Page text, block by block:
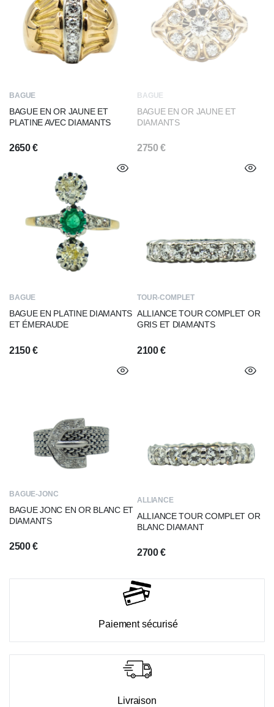
BAGUE
BAGUE EN OR JAUNE ET
PLATINE AVEC DIAMANTS
2650€
BAGUE
BAGUE EN OR JAUNE ET
DIAMANTS
2750€
BAGUE
BAGUE EN PLATINE DIAMANTS
ET ÉMERAUDE
2150€
TOUR-COMPLET
ALLIANCE TOUR COMPLET OR
GRIS ET DIAMANTS
2100€
BAGUE-JONC
BAGUE JONC EN OR BLANC ET
DIAMANTS
2500€
ALLIANCE
ALLIANCE TOUR COMPLET OR
BLANC DIAMANT
2700€
Paiement sécurisé
Livraison